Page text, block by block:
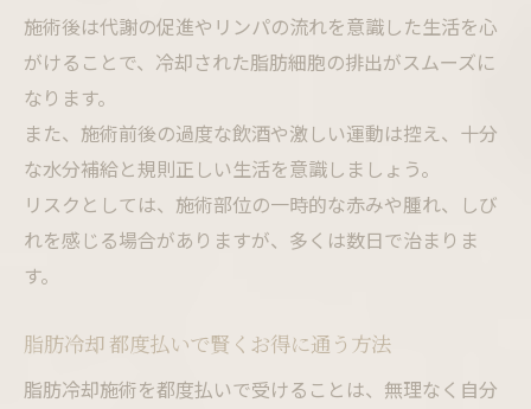
施術後は代謝の促進やリンパの流れを意識した生活を心
がけることで、冷却された脂肪細胞の排出がスムーズに
なります。
また、施術前後の過度な飲酒や激しい運動は控え、十分
な水分補給と規則正しい生活を意識しましょう。
リスクとしては、施術部位の一時的な赤みや腫れ、しび
れを感じる場合がありますが、多くは数日で治まりま
す。
脂肪冷却 都度払いで賢くお得に通う方法
脂肪冷却施術を都度払いで受けることは、無理なく自分